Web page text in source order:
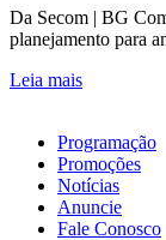
Da Secom | BG
planejamento para
Leia mais
Programação
Promoções
Notícias
Anuncie
Fale Conosco